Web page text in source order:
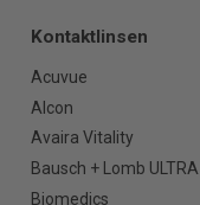
Kontaktlinsen
Acuvue
Alcon
Avaira Vitality
Bausch + Lomb ULTRA
Biomedics